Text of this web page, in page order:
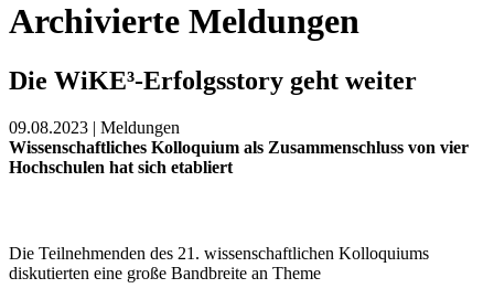
Archivierte Meldungen
Die WiKE³-Erfolgsstory geht weiter
09.08.2023 | Meldungen
Wissenschaftliches Kolloquium als Zusammenschluss von vier
Hochschulen hat sich etabliert
Die Teilnehmenden des 21. wissenschaftlichen Kolloquiums
diskutierten eine große Bandbreite an Theme